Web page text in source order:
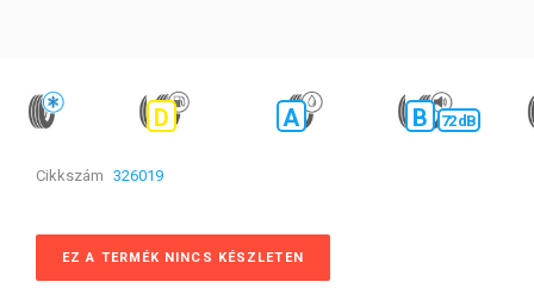
D A B 72 dB
Cikkszám 326019
EZ A TERMÉK NINCS KÉSZLETEN